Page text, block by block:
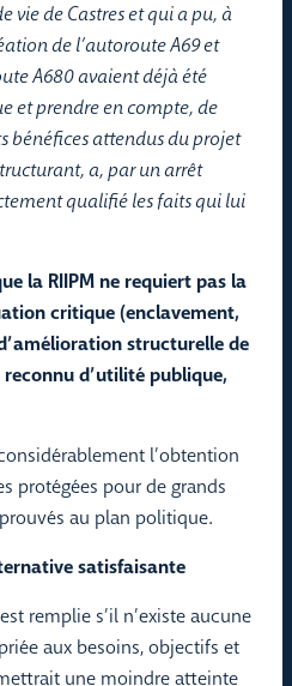
vie de Castres et qui a pu, à
de l’autoroute A69 et
A680 avaient déjà été
et prendre en compte, de
bénéfices attendus du projet
a, par un arrêt
qualifié les faits qui lui
la RIIPM ne requiert pas la
critique (enclavement,
structurelle de
d’utilité publique,
l’obtention
protégées pour de grands
au plan politique.
satisfaisante
remplie s’il n’existe aucune
aux besoins, objectifs et
une moindre atteinte